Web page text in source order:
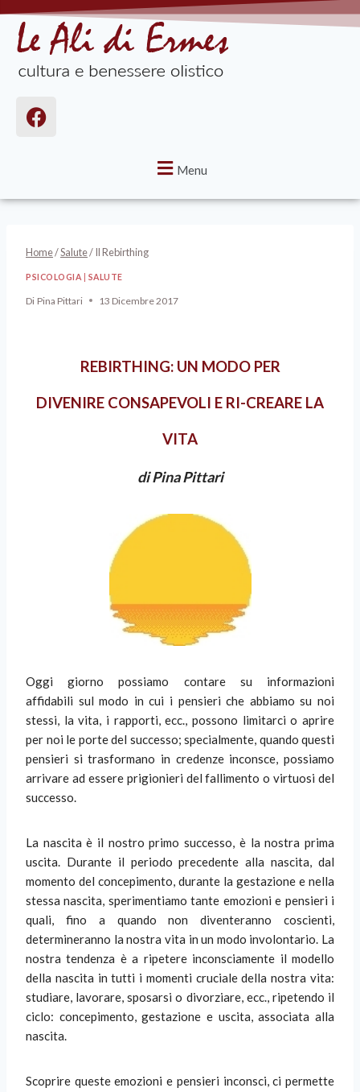
Menu
Home/Salute/Il Rebirthing
PSICOLOGIA SALUTE
Di Pina Pittari 13 Dicembre 2017
REBIRTHING: UN MODO PER
DIVENIRE CONSAPEVOLI E RI-CREARE LA
VITA
di Pina Pittari
Oggi giorno possiamo contare su informazioni
affidabili sul modo in cui i pensieri che abbiamo su noi
stessi, la vita, i rapporti, ecc., possono limitarci o aprire
per noi le porte del successo; specialmente, quando questi
pensieri si trasformano in credenze inconsce, possiamo
arrivare ad essere prigionieri del fallimento o virtuosi del
successo.
La nascita è il nostro primo successo, è la nostra prima
uscita. Durante il periodo precedente alla nascita, dal
momento del concepimento, durante la gestazione e nella
stessa nascita, sperimentiamo tante emozioni e pensieri i
quali, fino a quando non diventeranno coscienti,
determineranno la nostra vita in un modo involontario. La
nostra tendenza è a ripetere inconsciamente il modello
della nascita in tutti i momenti cruciale della nostra vita:
studiare, lavorare, sposarsi o divorziare, ecc., ripetendo il
ciclo: concepimento, gestazione e uscita, associata alla
nascita.
Scoprire queste emozioni e pensieri inconsci, ci permette